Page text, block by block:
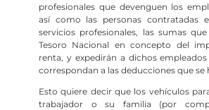
profesionales que devenguen los
así como las personas contratadas
servicios profesionales, las sumas
Tesoro Nacional en concepto del
renta, y expedirán a dichos
correspondan a las deducciones que se
Esto quiere decir que los vehículos
trabajador o su familia (por